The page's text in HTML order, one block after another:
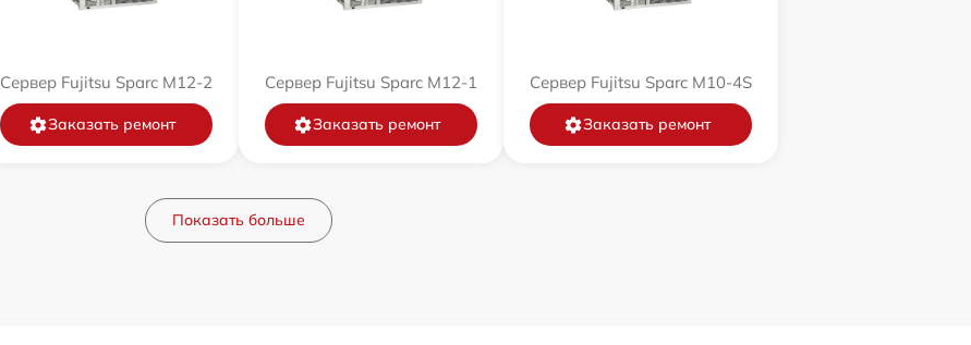
Сервер Fujitsu Sparc M12-2
Заказать ремонт
Сервер Fujitsu Sparc M12-1
Заказать ремонт
Сервер Fujitsu Sparc M10-4S
Заказать ремонт
Показать больше